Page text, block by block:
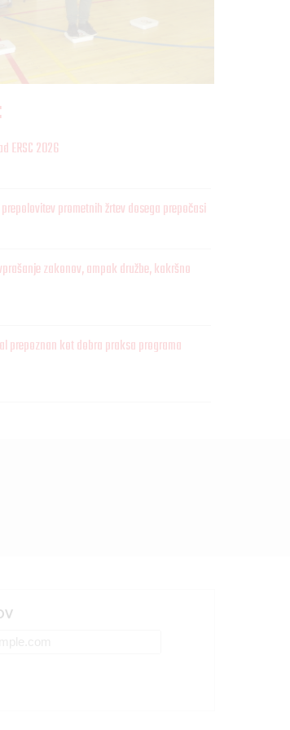
ERSC 2026
prepolovitev prometnih žrtev dosega prepočasi
zakonov, ampak družbe, kakršno
prepoznan kot dobra praksa programa